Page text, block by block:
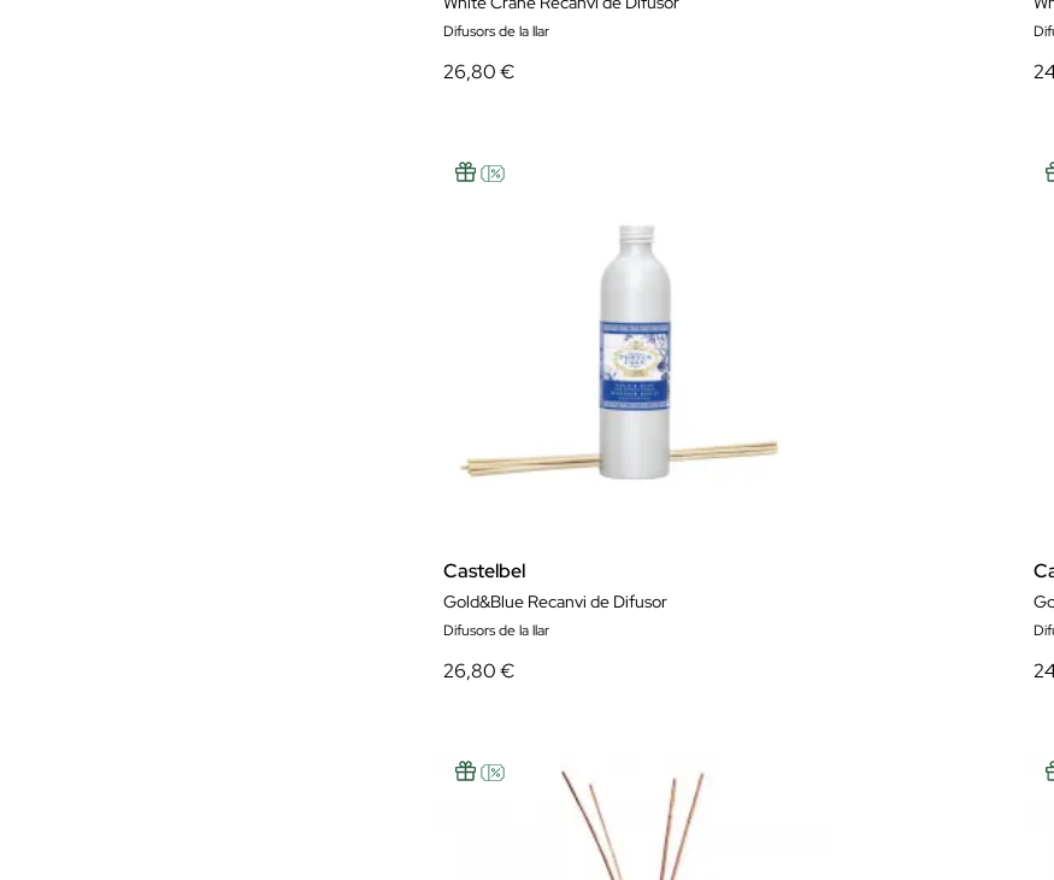
Difusors de la llar
26,80 €
Castelbel
Gold&Blue Recanvi de Difusor
Difusors de la llar
26,80 €